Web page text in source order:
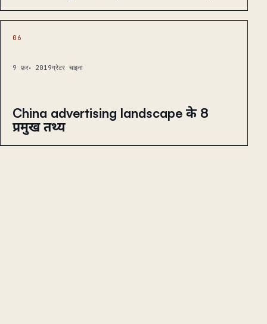
06
9 फ़र॰ 2019ग्रेटर चाइना
China advertising landscape के 8
प्रमुख तथ्य